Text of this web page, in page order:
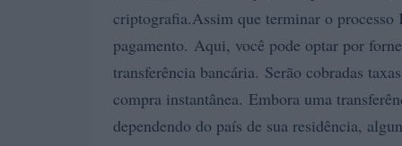
criptografia.Assim que terminar o
pagamento. Aqui, você pode optar por
transferência bancária. Serão cobradas
compra instantânea. Embora uma
dependendo do país de sua residência,